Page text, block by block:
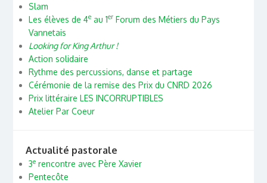
Slam
Les élèves de 4eau 1erForum des Métiers du Pays
Vannetais
Looking for King Arthur !
Action solidaire
Rythme des percussions, danse et partage
Cérémonie de la remise des Prix du CNRD 2026
Prix littéraire LES INCORRUPTIBLES
Atelier Par Coeur
Actualité pastorale
3erencontre avec Père Xavier
Pentecôte